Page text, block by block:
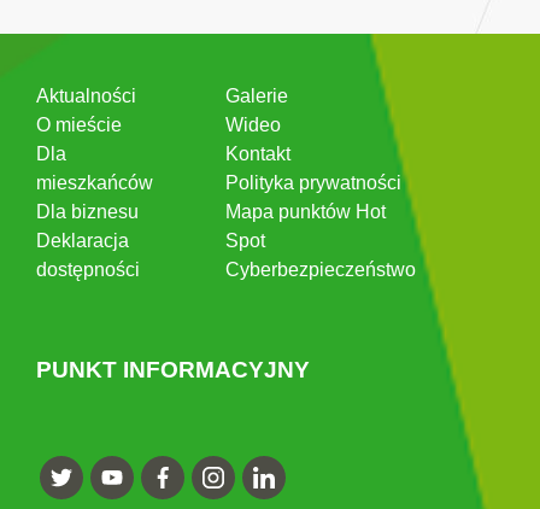
Aktualności
O mieście
Dla
mieszkańców
Dla biznesu
Deklaracja
dostępności
Galerie
Wideo
Kontakt
Polityka prywatności
Mapa punktów Hot
Spot
Cyberbezpieczeństwo
PUNKT INFORMACYJNY